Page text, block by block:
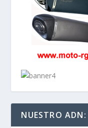
NUESTRO ADN: